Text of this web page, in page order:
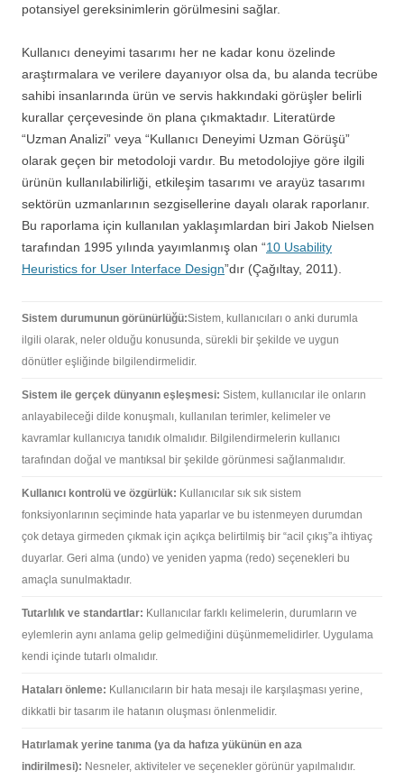
potansiyel gereksinimlerin görülmesini sağlar.
Kullanıcı deneyimi tasarımı her ne kadar konu özelinde
araştırmalara ve verilere dayanıyor olsa da, bu alanda tecrübe
sahibi insanlarında ürün ve servis hakkındaki görüşler belirli
kurallar çerçevesinde ön plana çıkmaktadır. Literatürde
“Uzman Analizi” veya “Kullanıcı Deneyimi Uzman Görüşü”
olarak geçen bir metodoloji vardır. Bu metodolojiye göre ilgili
ürünün kullanılabilirliği, etkileşim tasarımı ve arayüz tasarımı
sektörün uzmanlarının sezgisellerine dayalı olarak raporlanır.
Bu raporlama için kullanılan yaklaşımlardan biri Jakob Nielsen
tarafından 1995 yılında yayımlanmış olan “10 Usability
Heuristics for User Interface Design”dır (Çağıltay, 2011).
Sistem durumunun görünürlüğü:Sistem, kullanıcıları o anki durumla
ilgili olarak, neler olduğu konusunda, sürekli bir şekilde ve uygun
dönütler eşliğinde bilgilendirmelidir.
Sistem ile gerçek dünyanın eşleşmesi: Sistem, kullanıcılar ile onların
anlayabileceği dilde konuşmalı, kullanılan terimler, kelimeler ve
kavramlar kullanıcıya tanıdık olmalıdır. Bilgilendirmelerin kullanıcı
tarafından doğal ve mantıksal bir şekilde görünmesi sağlanmalıdır.
Kullanıcı kontrolü ve özgürlük: Kullanıcılar sık sık sistem
fonksiyonlarının seçiminde hata yaparlar ve bu istenmeyen durumdan
çok detaya girmeden çıkmak için açıkça belirtilmiş bir “acil çıkış”a ihtiyaç
duyarlar. Geri alma (undo) ve yeniden yapma (redo) seçenekleri bu
amaçla sunulmaktadır.
Tutarlılık ve standartlar: Kullanıcılar farklı kelimelerin, durumların ve
eylemlerin aynı anlama gelip gelmediğini düşünmemelidirler. Uygulama
kendi içinde tutarlı olmalıdır.
Hataları önleme: Kullanıcıların bir hata mesajı ile karşılaşması yerine,
dikkatli bir tasarım ile hatanın oluşması önlenmelidir.
Hatırlamak yerine tanıma (ya da hafıza yükünün en aza
indirilmesi): Nesneler, aktiviteler ve seçenekler görünür yapılmalıdır.